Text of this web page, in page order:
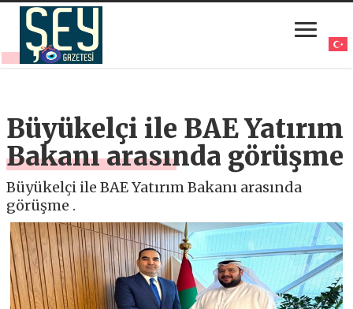
Büyükelçi ile BAE Yatırım
Bakanı arasında görüşme
Büyükelçi ile BAE Yatırım Bakanı arasında
görüşme .